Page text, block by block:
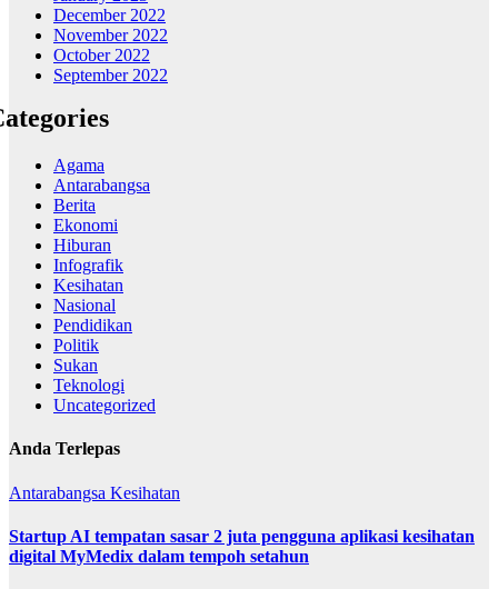
December 2022
November 2022
October 2022
September 2022
Agama
Antarabangsa
Berita
Ekonomi
Hiburan
Infografik
Kesihatan
Nasional
Pendidikan
Politik
Sukan
Teknologi
Uncategorized
Anda Terlepas
Antarabangsa Kesihatan
Startup AI tempatan sasar 2 juta pengguna aplikasi kesihatan
digital MyMedix dalam tempoh setahun